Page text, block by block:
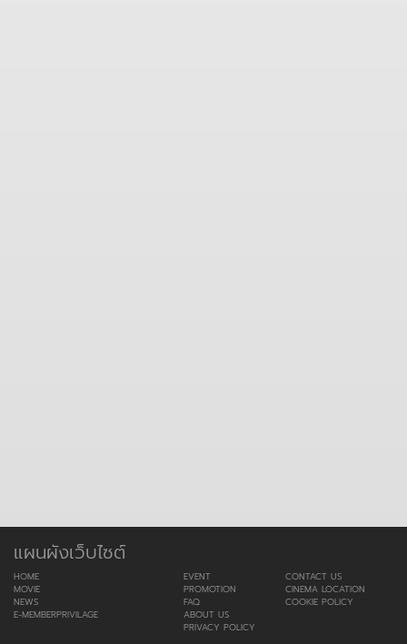
แผนผังเว็บไซต์
HOME
MOVIE
NEWS
E-MEMBERPRIVILAGE
EVENT
PROMOTION
FAQ
ABOUT US
PRIVACY POLICY
CONTACT US
CINEMA LOCATION
COOKIE POLICY